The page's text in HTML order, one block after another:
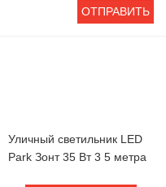
ОТПРАВИТЬ
Уличный светильник LED
Park Зонт 35 Вт 3 5 метра